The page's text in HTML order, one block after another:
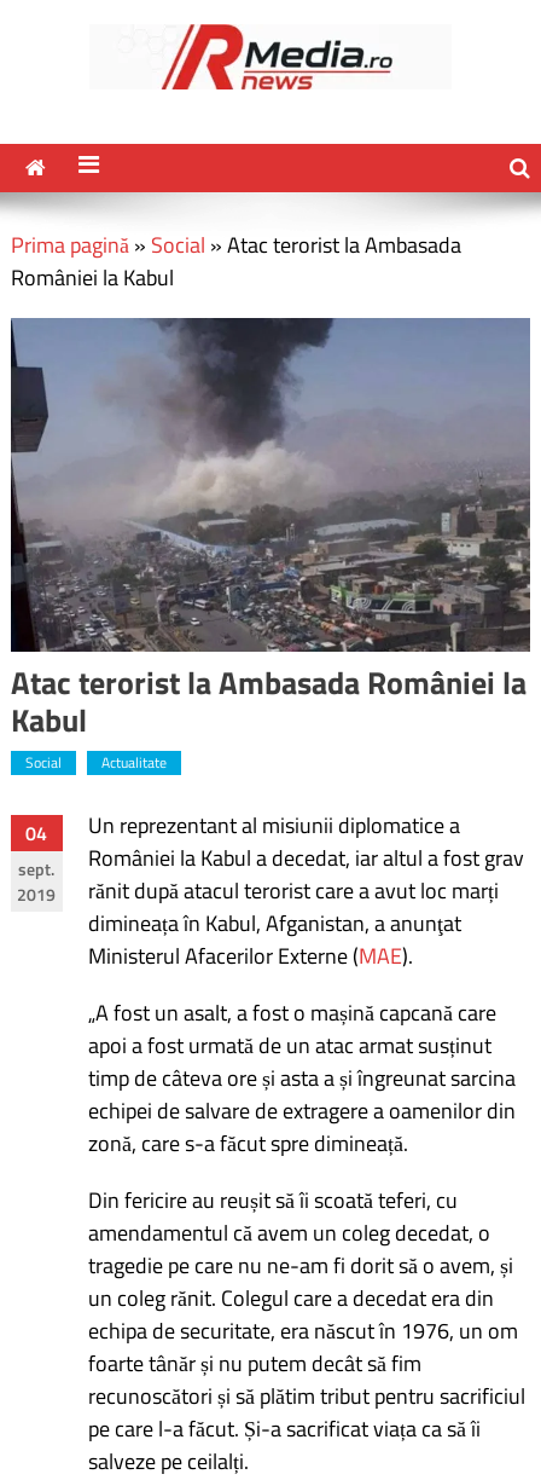
Prima pagină» Social »Atac terorist la Ambasada
României la Kabul
Atac terorist la Ambasada României la
Kabul
Social Actualitate
04
sept.
2019
Un reprezentant al misiunii diplomatice a
României la Kabul a decedat, iar altul a fost grav
rănit după atacul terorist care a avut loc marți
dimineața în Kabul, Afganistan, a anunţat
Ministerul Afacerilor Externe (MAE).
„A fost un asalt, a fost o mașină capcană care
apoi a fost urmată de un atac armat susținut
timp de câteva ore și asta a și îngreunat sarcina
echipei de salvare de extragere a oamenilor din
zonă, care s-a făcut spre dimineață.
Din fericire au reușit să îi scoată teferi, cu
amendamentul că avem un coleg decedat, o
tragedie pe care nu ne-am fi dorit să o avem, și
un coleg rănit. Colegul care a decedat era din
echipa de securitate, era născut în 1976, un om
foarte tânăr și nu putem decât să fim
recunoscători și să plătim tribut pentru sacrificiul
pe care l-a făcut. Și-a sacrificat viața ca să îi
salveze pe ceilalți.
Navigare
în
articole